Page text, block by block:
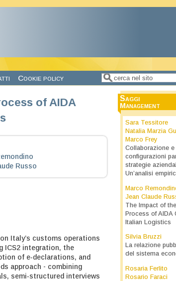
Cookie policy Form di ricerca
Cerca
of AIDA
Russo
Italy’s customs operations
ICS2 integration, the
of e‑declarations, and
approach - combining
semi‑structured interviews
Saggi
Management
Sara Tessitore
Natalia Marzia
Marco Frey
Collaborazione
configurazioni
strategie
Un’analisi
Marco
Jean Claude
The Impact of
Process of AIDA
Italian Logistics
Silvia Bruzzi
La relazione
del sistema
Rosaria Ferlito
Rosario Faraci